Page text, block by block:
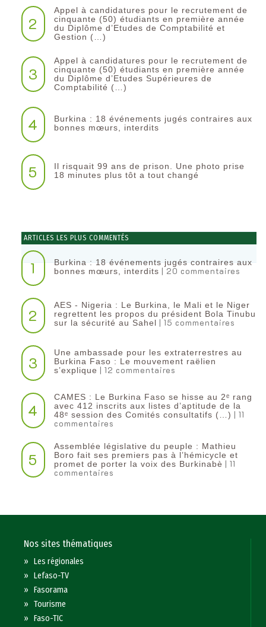
2
Appel à candidatures pour le recrutement de
cinquante (50) étudiants en première année
du Diplôme d’Etudes de Comptabilité et
Gestion (…)
3
Appel à candidatures pour le recrutement de
cinquante (50) étudiants en première année
du Diplôme d’Etudes Supérieures de
Comptabilité (…)
4
Burkina : 18 événements jugés contraires aux
bonnes mœurs, interdits
5
Il risquait 99 ans de prison. Une photo prise
18 minutes plus tôt a tout changé
ARTICLES LES PLUS COMMENTÉS
1
Burkina : 18 événements jugés contraires aux
bonnes mœurs, interdits | 20 commentaires
2
AES - Nigeria : Le Burkina, le Mali et le Niger
regrettent les propos du président Bola Tinubu
sur la sécurité au Sahel | 15 commentaires
3
Une ambassade pour les extraterrestres au
Burkina Faso : Le mouvement raëlien
s’explique | 12 commentaires
4
CAMES : Le Burkina Faso se hisse au 2ᵉ rang
avec 412 inscrits aux listes d’aptitude de la
48ᵉ session des Comités consultatifs (…) | 11
commentaires
5
Assemblée législative du peuple : Mathieu
Boro fait ses premiers pas à l’hémicycle et
promet de porter la voix des Burkinabè | 11
commentaires
Nos sites thématiques
»Les régionales
»Lefaso-TV
»Fasorama
»Tourisme
»Faso-TIC